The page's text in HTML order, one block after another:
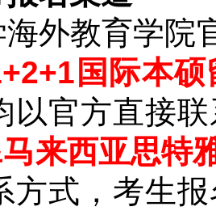
外教育学院
国际本
以官方直接
来西亚思特
方式，考生